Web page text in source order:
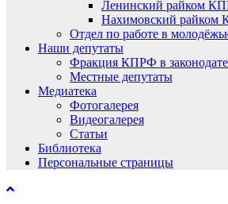
Ленинский райком
Нахимовский райком
Отдел по работе в
Наши депутаты
Фракция КПРФ в
Местные депутаты
Медиатека
Фотогалерея
Видеогалерея
Статьи
Библиотека
Персональные страницы